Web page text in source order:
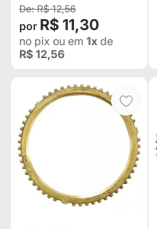
Frontier L-200R 3348042
R$ 12,56
R$ 11,30
no pix ou em 1x de
R$ 12,56